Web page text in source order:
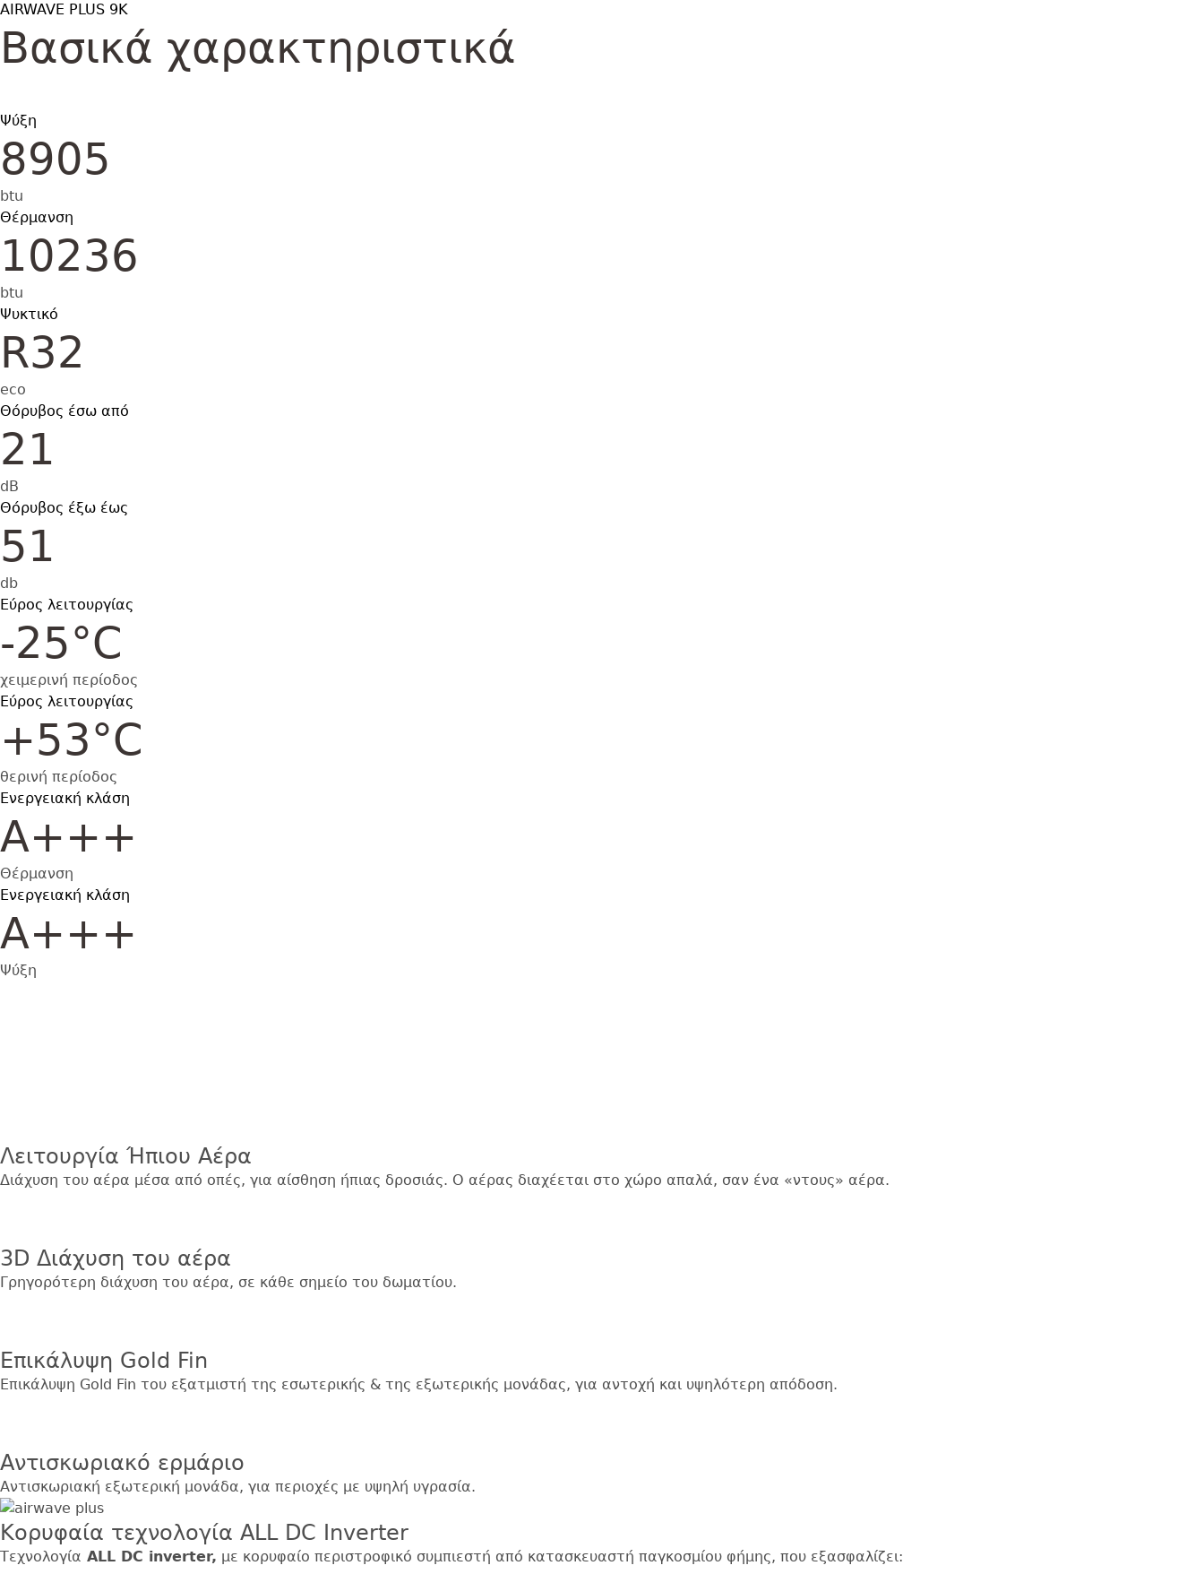
AIRWAVE PLUS 9K
Βασικά χαρακτηριστικά
Ψύξη
8905
btu
Θέρμανση
10236
btu
Ψυκτικό
R32
eco
Θόρυβος έσω από
21
dB
Θόρυβος έξω έως
51
db
Εύρος λειτουργίας
-25°C
χειμερινή περίοδος
Εύρος λειτουργίας
+53°C
θερινή περίοδος
Ενεργειακή κλάση
Α+++
Θέρμανση
Ενεργειακή κλάση
Α+++
Ψύξη
Λειτουργία Ήπιου Αέρα
Διάχυση του αέρα μέσα από οπές, για αίσθηση ήπιας δροσιάς. Ο αέρας διαχέεται στο χώρο απαλά, σαν ένα «ντους» αέρα.
3D Διάχυση του αέρα
Γρηγορότερη διάχυση του αέρα, σε κάθε σημείο του δωματίου.
Επικάλυψη Gold Fin
Επικάλυψη Gold Fin του εξατμιστή της εσωτερικής & της εξωτερικής μονάδας, για αντοχή και υψηλότερη απόδοση.
Αντισκωριακό ερμάριο
Αντισκωριακή εξωτερική μονάδα, για περιοχές με υψηλή υγρασία.
Κορυφαία τεχνολογία ALL DC Inverter
Τεχνολογία ALL DC inverter, με κορυφαίο περιστροφικό συμπιεστή από κατασκευαστή παγκοσμίου φήμης, που εξασφαλίζει: